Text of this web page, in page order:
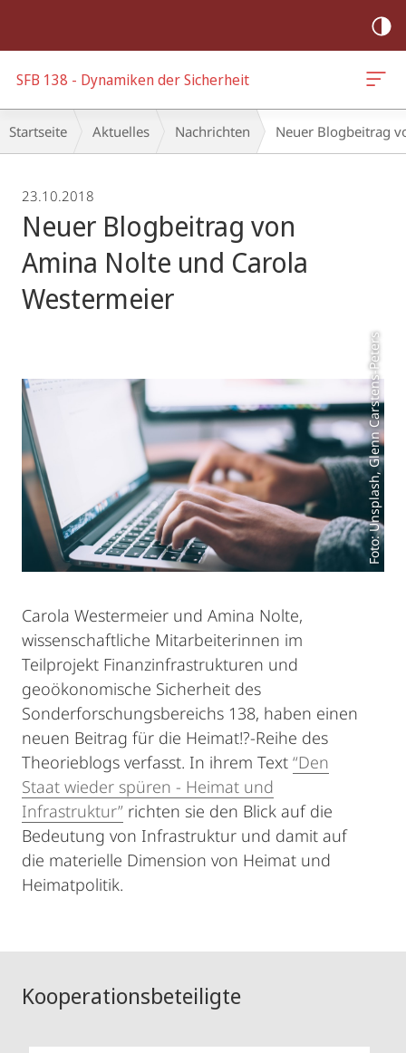
SFB 138 - Dynamiken der Sicherheit
Breadcrumb-
Navigation
Startseite Aktuelles Nachrichten Neuer Blogbeitrag
23.10.2018
Neuer Blogbeitrag von
Amina Nolte und Carola
Westermeier
Foto: Unsplash, Glenn Carstens-Peters
Carola Westermeier und Amina Nolte,
wissenschaftliche Mitarbeiterinnen im
Teilprojekt Finanzinfrastrukturen und
geoökonomische Sicherheit des
Sonderforschungsbereichs 138, haben einen
neuen Beitrag für die Heimat!?-Reihe des
Theorieblogs verfasst. In ihrem Text “Den
Staat wieder spüren - Heimat und
Infrastruktur” richten sie den Blick auf die
Bedeutung von Infrastruktur und damit auf
die materielle Dimension von Heimat und
Heimatpolitik.
Kooperationsbeteiligte